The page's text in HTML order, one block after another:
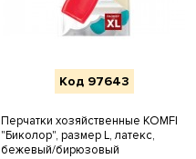
Код 97643
Перчатки хозяйственные KOMFI
"Биколор", размер L, латекс,
бежевый/бирюзовый